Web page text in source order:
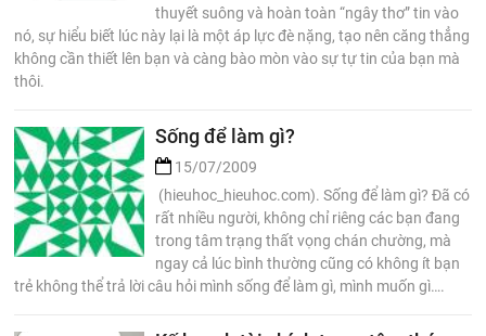
thuyết suông và hoàn toàn “ngây thơ” tin vào
nó, sự hiểu biết lúc này lại là một áp lực đè nặng, tạo nên căng thẳng
không cần thiết lên bạn và càng bào mòn vào sự tự tin của bạn mà
thôi.
Sống để làm gì?
15/07/2009
(hieuhoc_hieuhoc.com). Sống để làm gì? Đã có
rất nhiều người, không chỉ riêng các bạn đang
trong tâm trạng thất vọng chán chường, mà
ngay cả lúc bình thường cũng có không ít bạn
trẻ không thể trả lời câu hỏi mình sống để làm gì, mình muốn gì….